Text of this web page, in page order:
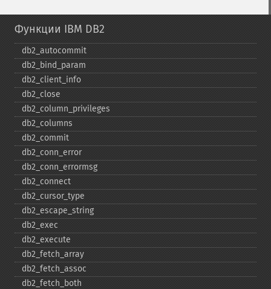
Функции IBM DB2
db2_​autocommit
db2_​bind_​param
db2_​client_​info
db2_​close
db2_​column_​privileges
db2_​columns
db2_​commit
db2_​conn_​error
db2_​conn_​errormsg
db2_​connect
db2_​cursor_​type
db2_​escape_​string
db2_​exec
db2_​execute
db2_​fetch_​array
db2_​fetch_​assoc
db2_​fetch_​both